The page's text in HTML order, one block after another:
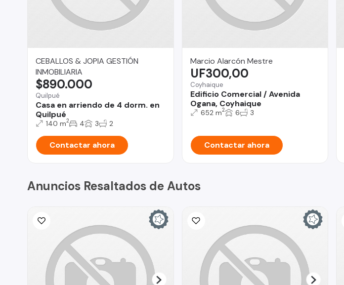
CEBALLOS & JOPIA GESTIÓN
INMOBILIARIA
Quilpué
Casa en arriendo de 4 dorm. en
Quilpué
$890.000
140 m2 4 3 2
Contactar ahora
Marcio Alarcón Mestre
Coyhaique
Edificio Comercial / Avenida
Ogana, Coyhaique
UF300,00
652 m2 6 3
Contactar ahora
Anuncios Resaltados de Autos